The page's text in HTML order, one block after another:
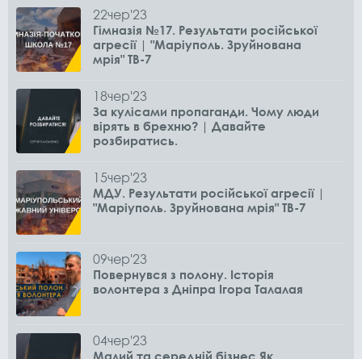
22чер'23
Гімназія №17. Результати російської
агресії | "Маріуполь. Зруйнована
мрія" ТВ-7
18чер'23
За кулісами пропаганди. Чому люди
вірять в брехню? | Давайте
розбиратись.
15чер'23
МДУ. Результати російської агресії |
"Маріуполь. Зруйнована мрія" ТВ-7
09чер'23
Повернувся з полону. Історія
волонтера з Дніпра Ігора Талалая
04чер'23
Малий та середній бізнес Як